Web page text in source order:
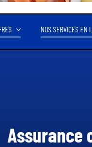
SOIT UNE
NOS SERVICES EN
Assurance